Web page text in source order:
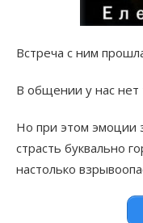
Встреча с ним
В общении у нас нет
Но при этом эмоции
страсть буквально
настолько